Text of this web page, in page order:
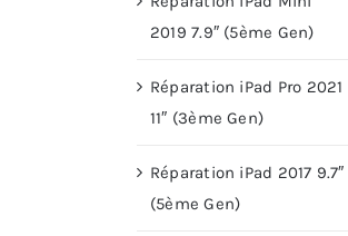
2019 7.9″ (5ème Gen)
Réparation iPad Pro 2021
11″ (3ème Gen)
Réparation iPad 2017 9.7″
(5ème Gen)